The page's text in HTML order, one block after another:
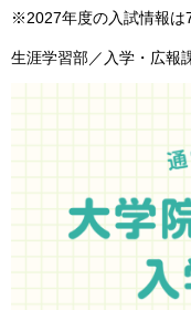
※2027年度の入試情報は
生涯学習部／入学・広報